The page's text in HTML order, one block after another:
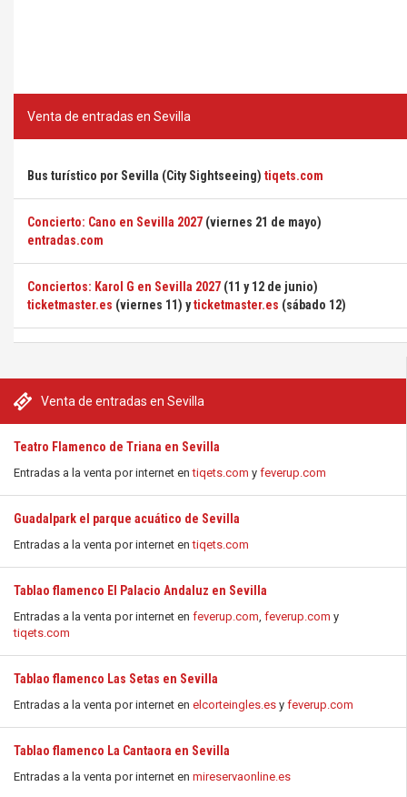
Venta de entradas en Sevilla
Teatro Flamenco de Triana en Sevilla
Entradas a la venta por internet entiqets.com y feverup.com
Guadalpark el parque acuático de Sevilla
Entradas a la venta por internet entiqets.com
Tablao flamenco El Palacio Andaluz en Sevilla
Entradas a la venta por internet en feverup.com, feverup.com y
tiqets.com
Tablao flamenco Las Setas en Sevilla
Entradas a la venta por internet en elcorteingles.es y feverup.com
Tablao flamenco La Cantaora en Sevilla
Entradas a la venta por internet en mireservaonline.es
Venta de entradas en Sevilla
Bus turístico por Sevilla (City Sightseeing) tiqets.com
Concierto: Cano en Sevilla 2027 (viernes 21 de mayo)
entradas.com
Conciertos: Karol G en Sevilla 2027 (11 y 12 de junio)
ticketmaster.es (viernes 11) yticketmaster.es (sábado 12)